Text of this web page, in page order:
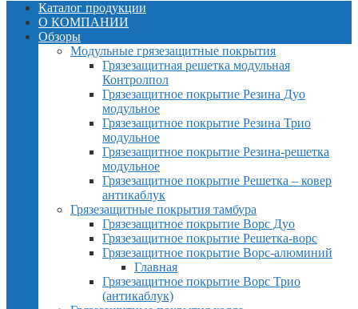
Каталог продукции
О КОМПАНИИ
Обзоры
Модульные грязезащитные покрытия
Грязезащитная решетка модульная
Контролпол
Грязезащитное покрытие Резина Дуо
модульное
Грязезащитное покрытие Резина Трио
модульное
Грязезащитное покрытие Резина-решетка
модульное
Грязезащитное покрытие Решетка – ковер
антикаблук
Грязезащитные покрытия тамбура
Грязезащитное покрытие Ворс Дуо
Грязезащитное покрытие Решетка-ворс
Грязезащитное покрытие Ворс-алюминий
Главная
Грязезащитное покрытие Ворс Трио
(антикаблук)